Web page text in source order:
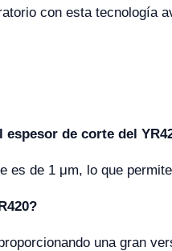
con esta tecnología
de corte del
es de 1 μm, lo que
una gran